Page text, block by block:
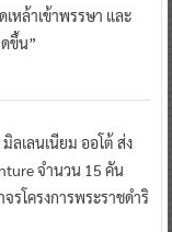
เหล้าเข้าพรรษา และ
ขึ้น”
ลเลนเนียม ออโต้ ส่ง
จำนวน 15 คัน
รโครงการพระราชดำริ